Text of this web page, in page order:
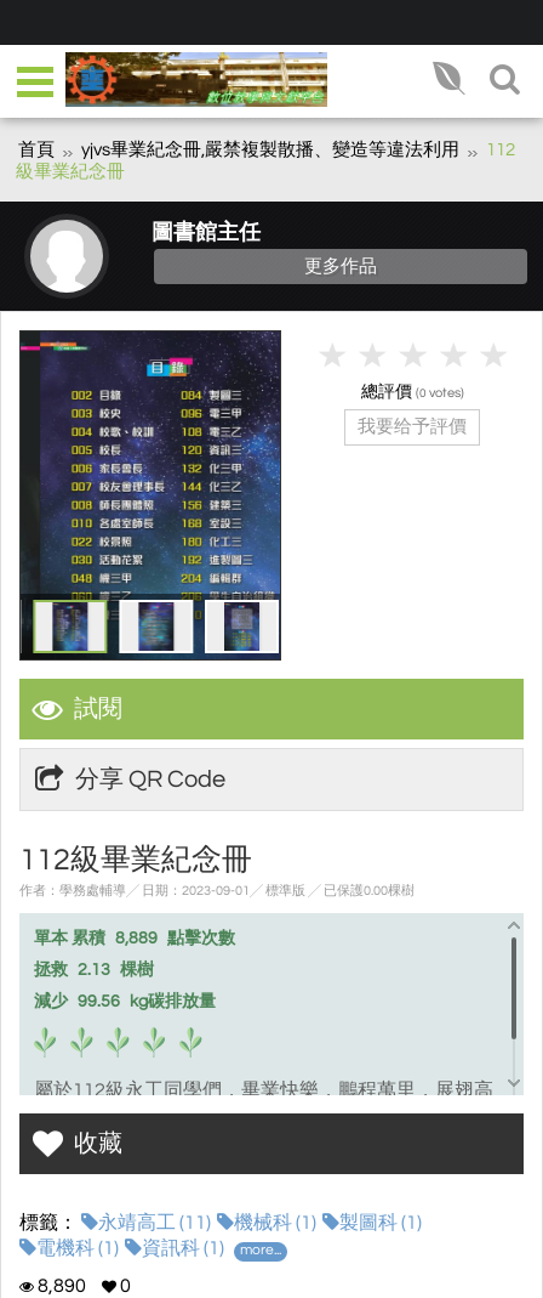
首頁 yjvs畢業紀念冊,嚴禁複製散播、變造等違法利用
112
級畢業紀念冊
圖書館主任
更多作品
試閱
分享 QR Code
112級畢業紀念冊
作者：學務處輔導╱ 日期：2023-09-01╱ 標準版 ╱ 已保護0.00棵樹
單本 累積 8,889 點擊次數
拯救 2.13 棵樹
減少 99.56 kg碳排放量
屬於112級永工同學們，畢業快樂，鵬程萬里，展翅高
收藏
標籤： 永靖高工 (11) 機械科 (1)
製圖科 (1)
電機科 (1)
資訊科 (1) more...
8,890 0
總評價 (0 votes)
我要给予評價